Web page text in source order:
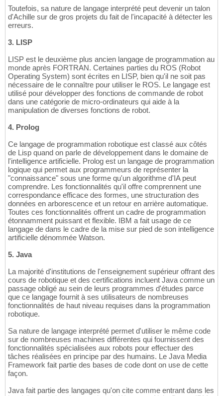
Toutefois, sa nature de langage interprété peut devenir un talon
d'Achille sur de gros projets du fait de l'incapacité à détecter les
erreurs.
3. LISP
LISP est le deuxième plus ancien langage de programmation au
monde après FORTRAN. Certaines parties du ROS (Robot
Operating System) sont écrites en LISP, bien qu'il ne soit pas
nécessaire de le connaître pour utiliser le ROS. Le langage est
utilisé pour développer des fonctions de commande de robot
dans une catégorie de micro-ordinateurs qui aide à la
manipulation de diverses fonctions de robot.
4. Prolog
Ce langage de programmation robotique est classé aux côtés
de Lisp quand on parle de développement dans le domaine de
l'intelligence artificielle. Prolog est un langage de programmation
logique qui permet aux programmeurs de représenter la
"connaissance" sous une forme qu'un algorithme d'IA peut
comprendre. Les fonctionnalités qu'il offre comprennent une
correspondance efficace des formes, une structuration des
données en arborescence et un retour en arrière automatique.
Toutes ces fonctionnalités offrent un cadre de programmation
étonnamment puissant et flexible. IBM a fait usage de ce
langage de dans le cadre de la mise sur pied de son intelligence
artificielle dénommée Watson.
5. Java
La majorité d'institutions de l'enseignement supérieur offrant des
cours de robotique et des certifications incluent Java comme un
passage obligé au sein de leurs programmes d'études parce
que ce langage fournit à ses utilisateurs de nombreuses
fonctionnalités de haut niveau requises dans la programmation
robotique.
Sa nature de langage interprété permet d'utiliser le même code
sur de nombreuses machines différentes qui fournissent des
fonctionnalités spécialisées aux robots pour effectuer des
tâches réalisées en principe par des humains. Le Java Media
Framework fait partie des bases de code dont on use de cette
façon.
Java fait partie des langages qu'on cite comme entrant dans les